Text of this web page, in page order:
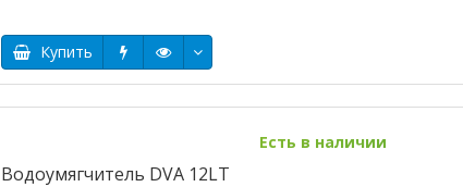
Купить
Есть в наличии
Водоумягчитель DVA 12LT